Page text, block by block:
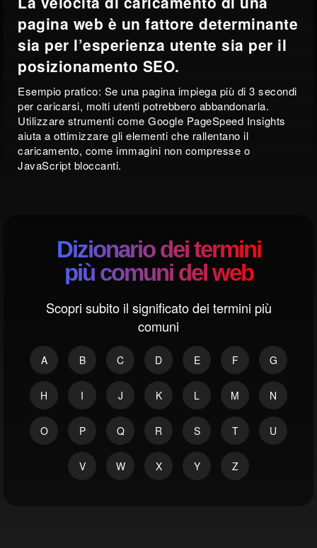
pagina web è un fattore determinante
sia per l’esperienza utente sia per il
posizionamento SEO.
Esempio pratico: Se una pagina impiega più di 3 secondi
per caricarsi, molti utenti potrebbero abbandonarla.
Utilizzare strumenti come Google PageSpeed Insights
aiuta a ottimizzare gli elementi che rallentano il
caricamento, come immagini non compresse o
JavaScript bloccanti.
Dizionario dei termini
più comuni del web
Scopri subito il significato dei termini più
comuni
A B C D E F G
H I J K L M N
O P Q R S T U
V W X Y Z